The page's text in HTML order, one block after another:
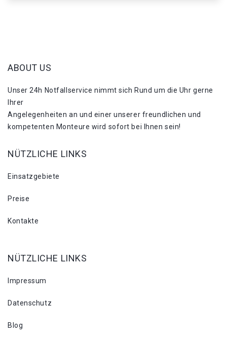
ABOUT US
Unser 24h Notfallservice nimmt sich Rund um die Uhr gerne
Ihrer
Angelegenheiten an und einer unserer freundlichen und
kompetenten Monteure wird sofort bei Ihnen sein!
NÜTZLICHE LINKS
Einsatzgebiete
Preise
Kontakte
NÜTZLICHE LINKS
Impressum
Datenschutz
Blog